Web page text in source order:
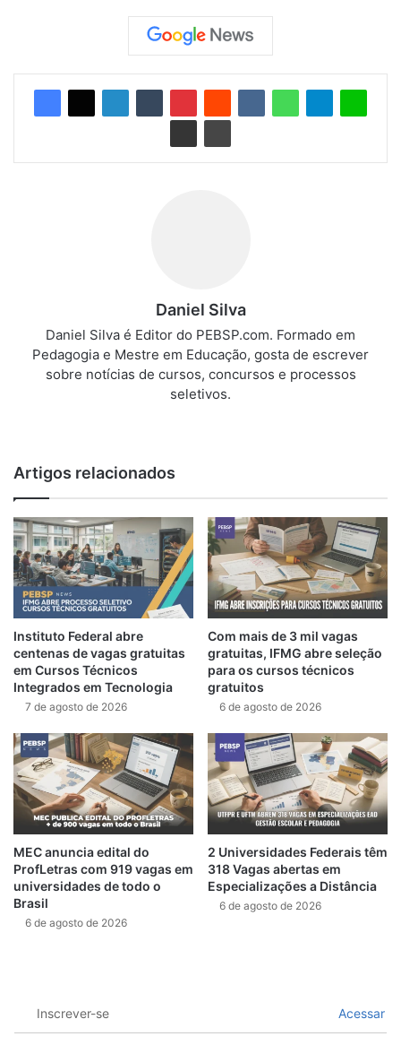
Daniel Silva
Daniel Silva é Editor do PEBSP.com. Formado em
Pedagogia e Mestre em Educação, gosta de escrever
sobre notícias de cursos, concursos e processos
seletivos.
Artigos relacionados
Instituto Federal abre
centenas de vagas gratuitas
em Cursos Técnicos
Integrados em Tecnologia
7 de agosto de 2026
Com mais de 3 mil vagas
gratuitas, IFMG abre seleção
para os cursos técnicos
gratuitos
6 de agosto de 2026
MEC anuncia edital do
ProfLetras com 919 vagas em
universidades de todo o
Brasil
6 de agosto de 2026
2 Universidades Federais têm
318 Vagas abertas em
Especializações a Distância
6 de agosto de 2026
Inscrever-se Acessar